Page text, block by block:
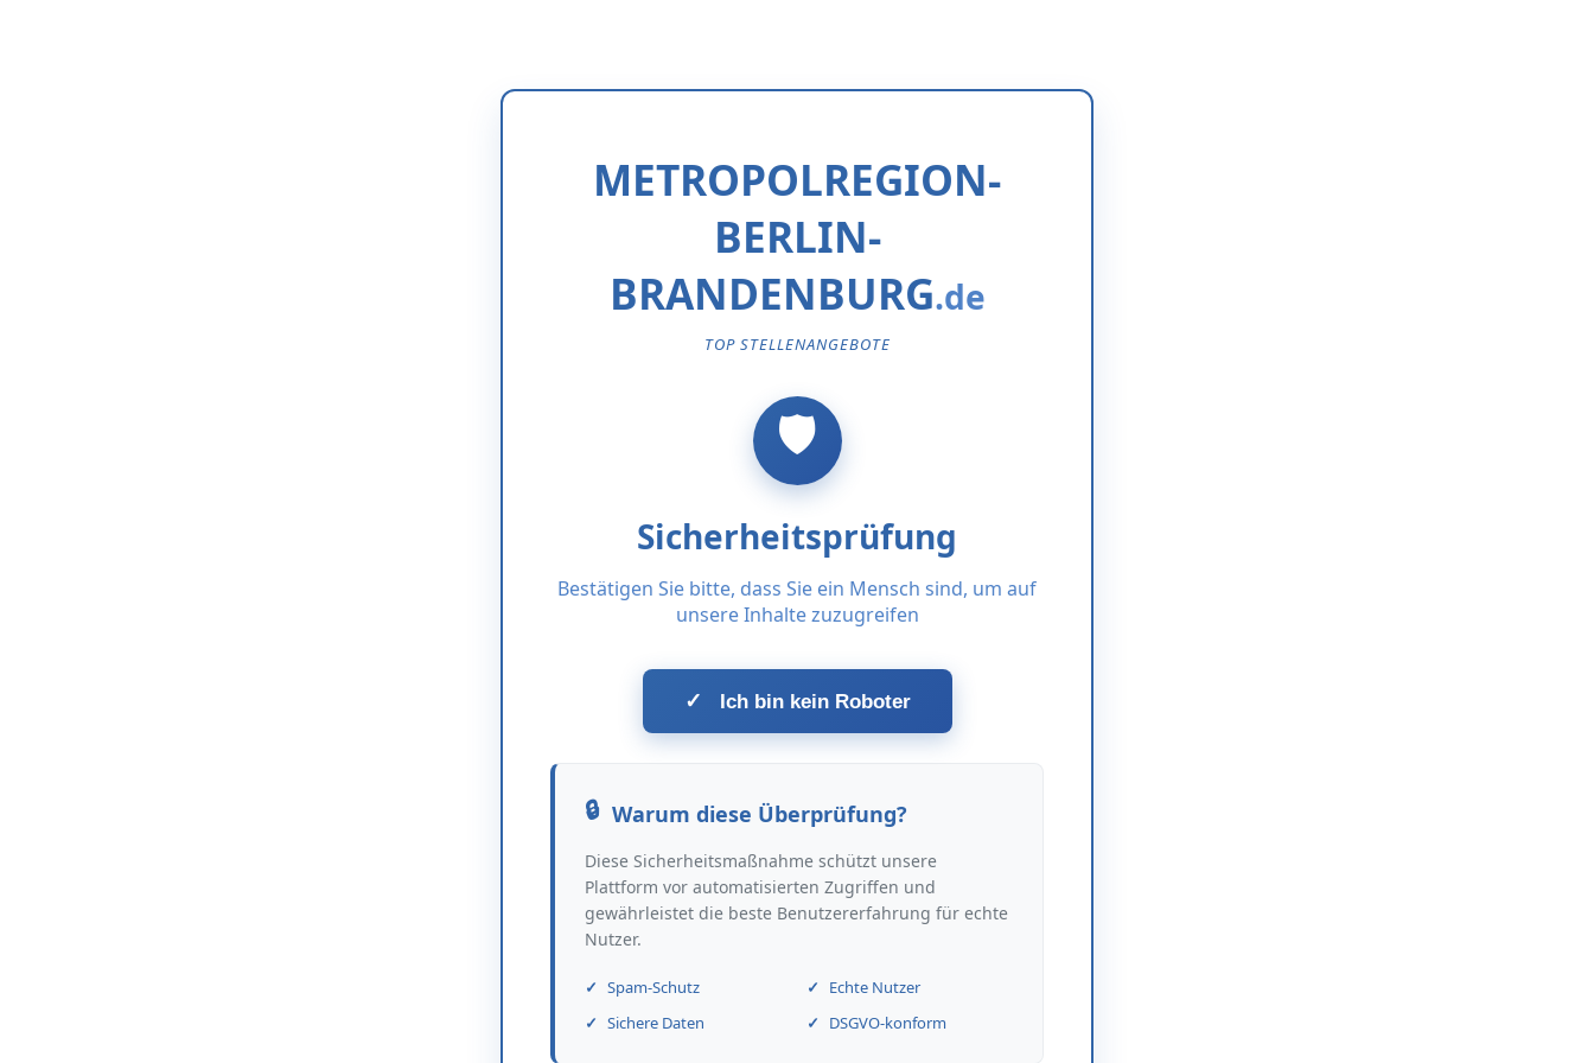
METROPOLREGION-
BERLIN-
BRANDENBURG
TOP STELLENANGEBOTE
Sicherheitsprüfung
Bestätigen Sie bitte, dass Sie ein Mensch sind, um auf
unsere Inhalte zuzugreifen
✓ Ich bin kein Roboter
Warum diese Überprüfung?
Diese Sicherheitsmaßnahme schützt unsere
Plattform vor automatisierten Zugriffen und
gewährleistet die beste Benutzererfahrung für echte
Nutzer.
Spam-Schutz
Echte Nutzer
Sichere Daten
DSGVO-konform